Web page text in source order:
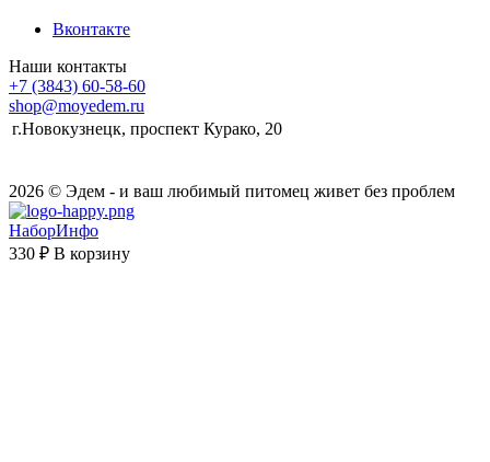
Вконтакте
Наши контакты
+7 (3843) 60-58-60
shop@moyedem.ru
г.Новокузнецк, проспект Курако, 20
2026 © Эдем - и ваш любимый питомец живет без проблем
НаборИнфо
330 ₽ В корзину